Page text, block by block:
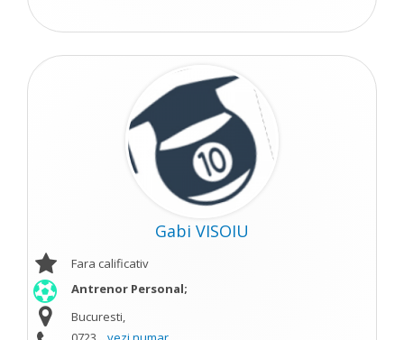
Gabi VISOIU
Fara calificativ
Antrenor Personal;
Bucuresti,